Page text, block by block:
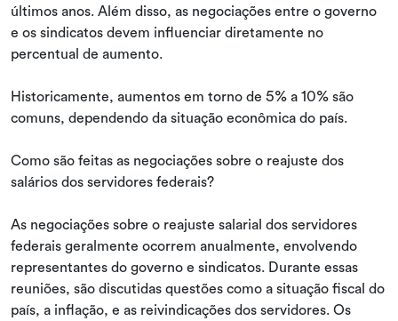
últimos anos. Além disso, as negociações entre o governo
e os sindicatos devem influenciar diretamente no
percentual de aumento.
Historicamente, aumentos em torno de 5% a 10% são
comuns, dependendo da situação econômica do país.
Como são feitas as negociações sobre o reajuste dos
salários dos servidores federais?
As negociações sobre o reajuste salarial dos servidores
federais geralmente ocorrem anualmente, envolvendo
representantes do governo e sindicatos. Durante essas
reuniões, são discutidas questões como a situação fiscal do
país, a inflação, e as reivindicações dos servidores. Os